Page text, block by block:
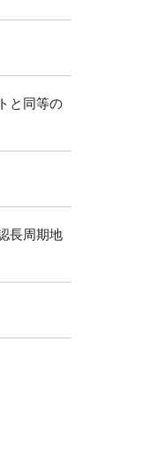
と同等の
長周期地